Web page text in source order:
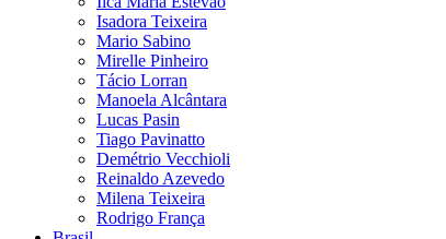
Isadora Teixeira
Mario Sabino
Mirelle Pinheiro
Tácio Lorran
Manoela Alcântara
Lucas Pasin
Tiago Pavinatto
Demétrio Vecchioli
Reinaldo Azevedo
Milena Teixeira
Rodrigo França